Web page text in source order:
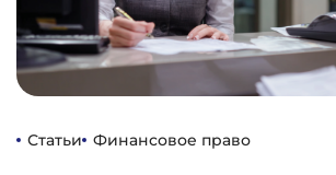
Статьи Финансовое право